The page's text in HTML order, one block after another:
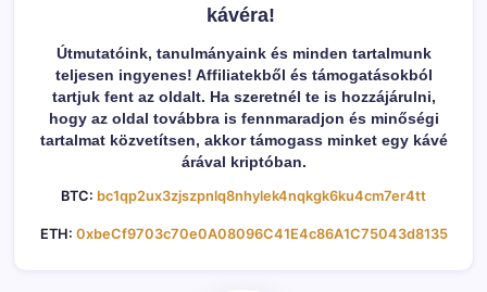
kávéra!
Útmutatóink, tanulmányaink és minden tartalmunk
teljesen ingyenes! Affiliatekből és támogatásokból
tartjuk fent az oldalt. Ha szeretnél te is hozzájárulni,
hogy az oldal továbbra is fennmaradjon és minőségi
tartalmat közvetítsen, akkor támogass minket egy kávé
árával kriptóban.
BTC: bc1qp2ux3zjszpnlq8nhylek4nqkgk6ku4cm7er4tt
ETH: 0xbeCf9703c70e0A08096C41E4c86A1C75043d8135